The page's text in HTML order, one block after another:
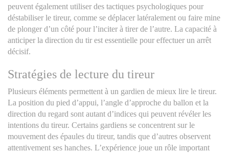
peuvent également utiliser des tactiques psychologiques pour
déstabiliser le tireur, comme se déplacer latéralement ou faire mine
de plonger d’un côté pour l’inciter à tirer de l’autre. La capacité à
anticiper la direction du tir est essentielle pour effectuer un arrêt
décisif.
Stratégies de lecture du tireur
Plusieurs éléments permettent à un gardien de mieux lire le tireur.
La position du pied d’appui, l’angle d’approche du ballon et la
direction du regard sont autant d’indices qui peuvent révéler les
intentions du tireur. Certains gardiens se concentrent sur le
mouvement des épaules du tireur, tandis que d’autres observent
attentivement ses hanches. L’expérience joue un rôle important